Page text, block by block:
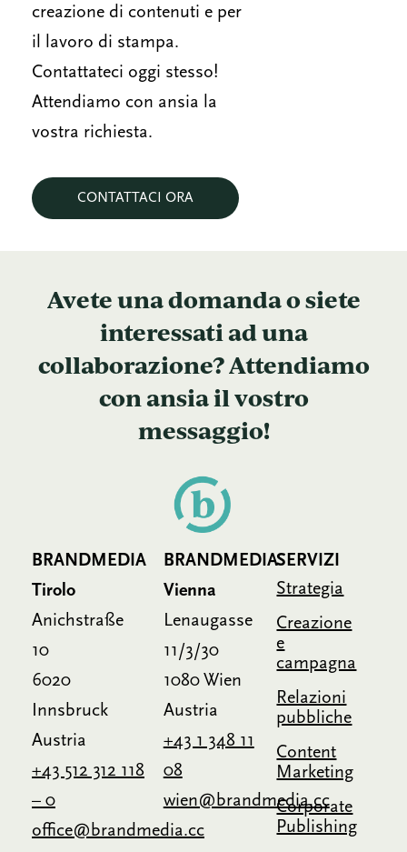
creazione di contenuti e per
il lavoro di stampa.
Contattateci oggi stesso!
Attendiamo con ansia la
vostra richiesta.
CONTATTACI ORA
Avete una domanda o siete
interessati ad una
collaborazione? Attendiamo
con ansia il vostro
messaggio!
BRANDMEDIA
Tirolo
Anichstraße
10
6020
Innsbruck
Austria
+43 512 312 118
– 0
office@brandmedia.cc
BRANDMEDIA
Vienna
Lenaugasse
11/3/30
1080 Wien
Austria
+43 1 348 11
08
wien@brandmedia.cc
SERVIZI
Strategia
Creazione
e
campagna
Relazioni
pubbliche
Content
Marketing
Corporate
Publishing